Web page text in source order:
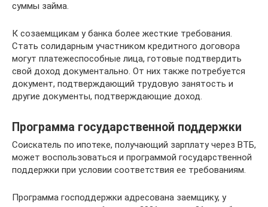
суммы займа.
К созаемщикам у банка более жесткие требования.
Стать солидарным участником кредитного договора
могут платежеспособные лица, готовые подтвердить
свой доход документально. От них также потребуется
документ, подтверждающий трудовую занятость и
другие документы, подтверждающие доход.
Программа государственной поддержки
Соискатель по ипотеке, получающий зарплату через ВТБ,
может воспользоваться и программой государственной
поддержки при условии соответствия ее требованиям.
Программа господдержки адресована заемщику, у